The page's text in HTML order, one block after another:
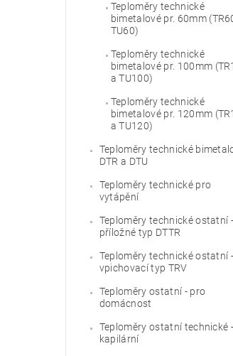
Teploměry technické
bimetalové pr. 60mm
TU60)
Teploměry technické
bimetalové pr. 100mm
a TU100)
Teploměry technické
bimetalové pr. 120mm
a TU120)
Teploměry technické
DTR a DTU
Teploměry technické pro
vytápění
Teploměry technické ostatní -
příložné typ DTTR
Teploměry technické ostatní -
vpichovací typ TRV
Teploměry ostatní - pro
domácnost
Teploměry ostatní technické -
kapilární